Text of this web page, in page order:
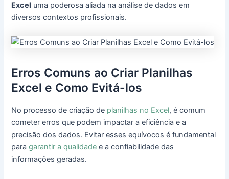
Excel uma poderosa aliada na análise de dados em
diversos contextos profissionais.
Erros Comuns ao Criar Planilhas
Excel e Como Evitá-los
No processo de criação de planilhas no Excel, é comum
cometer erros que podem impactar a eficiência e a
precisão dos dados. Evitar esses equívocos é fundamental
paragarantir a qualidade e a confiabilidade das
informações geradas.